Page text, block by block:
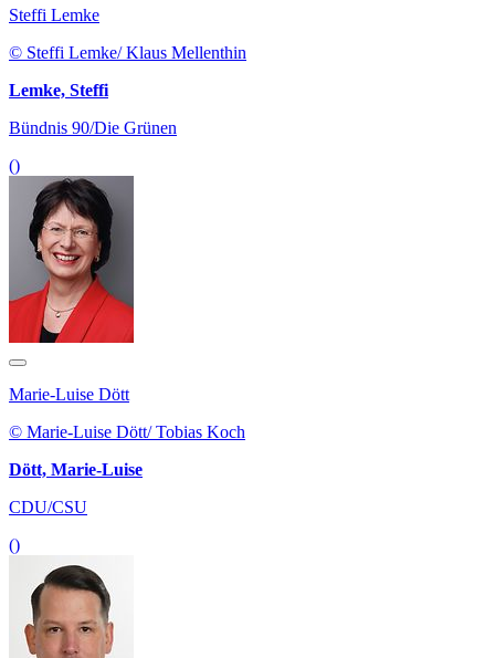
Steffi Lemke
© Steffi Lemke/ Klaus Mellenthin
Lemke, Steffi
Bündnis 90/Die Grünen
()
Marie-Luise Dött
© Marie-Luise Dött/ Tobias Koch
Dött, Marie-Luise
CDU/CSU
()